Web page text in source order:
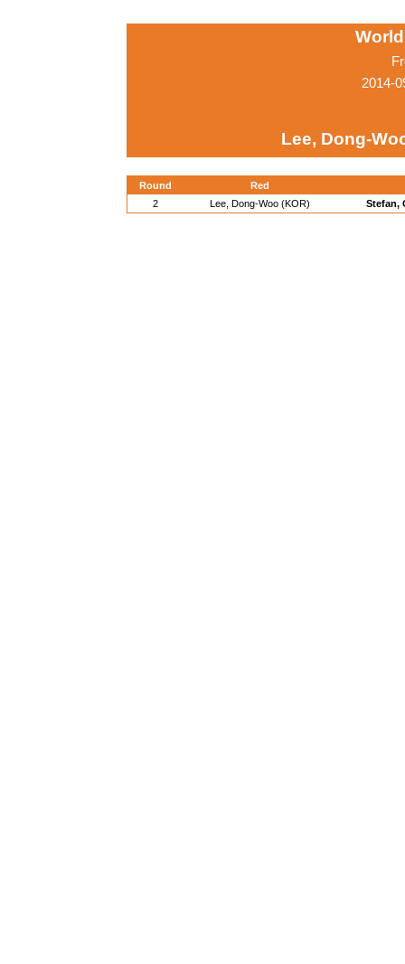
2014-
Lee, Dong-
Round
Red
2
Lee, Dong-Woo (KOR) Stefan,